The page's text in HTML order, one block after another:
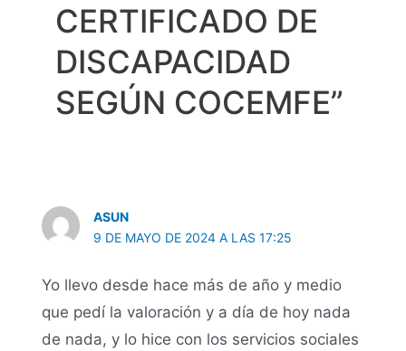
CERTIFICADO DE
DISCAPACIDAD
SEGÚN COCEMFE”
ASUN
9 DE MAYO DE 2024 A LAS 17:25
Yo llevo desde hace más de año y medio
que pedí la valoración y a día de hoy nada
de nada, y lo hice con los servicios sociales